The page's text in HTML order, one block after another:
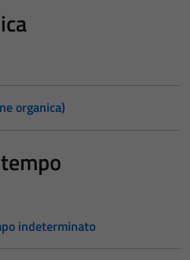
organica)
indeterminato